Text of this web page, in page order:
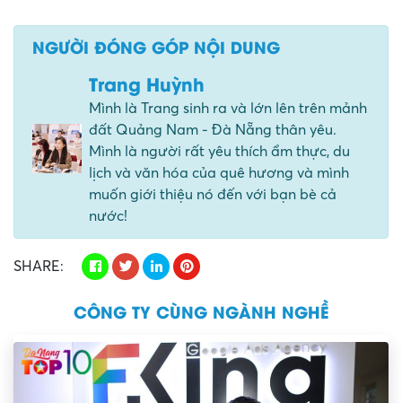
NGƯỜI ĐÓNG GÓP NỘI DUNG
Trang Huỳnh
Mình là Trang sinh ra và lớn lên trên mảnh
đất Quảng Nam - Đà Nẵng thân yêu.
Mình là người rất yêu thích ẩm thực, du
lịch và văn hóa của quê hương và mình
muốn giới thiệu nó đến với bạn bè cả
nước!
SHARE:
CÔNG TY CÙNG NGÀNH NGHỀ